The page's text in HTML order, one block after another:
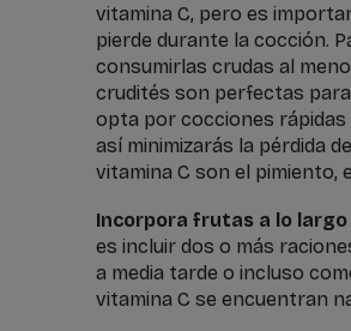
vitamina C, pero es
pierde durante la cocción.
consumirlas crudas al
crudités son perfectas
opta por cocciones
así minimizarás la pérdida
vitamina C son el pimiento,
Incorpora frutas a lo largo
es incluir dos o más
a media tarde o incluso
vitamina C se encuentran